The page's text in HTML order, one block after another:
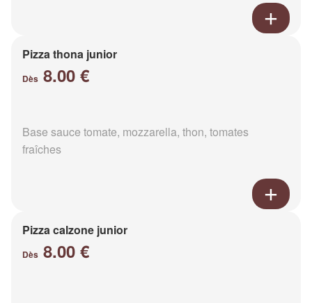
Pizza thona junior
Dès 8.00 €
Base sauce tomate, mozzarella, thon, tomates
fraîches
Pizza calzone junior
Dès 8.00 €